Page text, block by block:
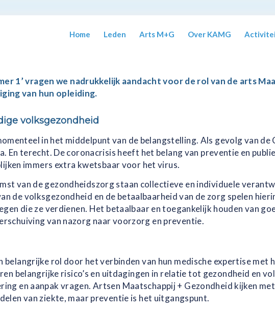
Home Leden Arts M+G Over KAMG
1’ vragen we nadrukkelijk aandacht voor de rol van de arts
van hun opleiding.
volksgezondheid
in het middelpunt van de belangstelling. Als gevolg van de
En terecht. De coronacrisis heeft het belang van preventie en
immers extra kwetsbaar voor het virus.
van de gezondheidszorg staan collectieve en individuele
de volksgezondheid en de betaalbaarheid van de zorg spelen
die ze verdienen. Het betaalbaar en toegankelijk houden van
van nazorg naar voorzorg en preventie.
rol door het verbinden van hun medische expertise met
belangrijke risico’s en uitdagingen in relatie tot gezondheid en
en aanpak vragen. Artsen Maatschappij + Gezondheid kijken
van ziekte, maar preventie is het uitgangspunt.